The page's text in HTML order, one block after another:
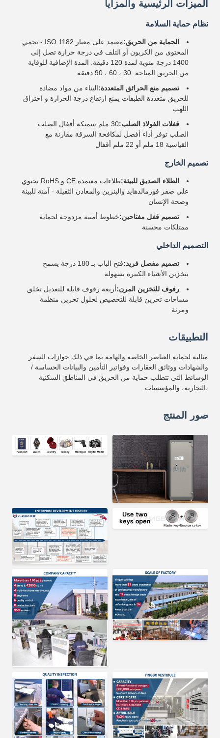
الميزات الرئيسية والمزايا
نظام حماية السلامة
الحماية من الحريق:
معتمد على معيار ISO 1182 - يحمي
المحتوى من الكربون أو التلف في درجة حرارة تصل إلى
1400 درجة مئوية لمدة 120 دقيقة. المدة الإضافية للوقاية
من الحريق المتاحة: 30 ، 60 ، 90 دقيقة
تصميم منع الحرائق المتعددة:البناء من مواد مضادة
للحريق متعددة الطبقات يمنع ارتفاع درجة الحرارة و اختراق
اللهب
قفلات الفولاذ الصلب:
30 ملم سميكة أقفال الصلب
الصلب توفر أداء أفضل لمكافحة السرقة مقارنة مع
القياسية 18 ملم أو 22 ملم أقفال
تصميم الخارج
الطلاء الصديق للبيئة:
طلاءات معتمدة CE و RoHS تحتوي
على صفر فورمالدهايد والبنزين والمعادن الثقيلة - آمنة للبيئة
وصحة الإنسان
تصميم قفل مفتاحين:خطوط أمنية مزدوجة لحماية
ممتلكات محسنة
التصميم الداخلي
تصميم مفصل فريد:
فتح الباب بـ 180 درجة يسمح
بتخزين الأشياء الكبيرة بسهولة
رفوف للتخزين المرن:أربعة رفوف قابلة للتعديل تخلق
مساحات تخزين قابلة للتخصيص لحلول تخزين منظمة
ومرنة
التطبيقات
مثالية لحماية العناصر الخاصة والهامة بما في ذلك جوازات السفر
والشهادات ووثائق العقارات وفواتير التأمين والبيانات الحساسة /
الوسائط التي تتطلب حماية من الحريق في المناطق السكنية
،التجارية، والمؤسسات.
صور المنتج